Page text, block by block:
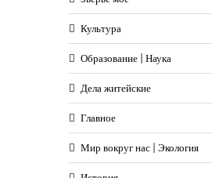
Культура
Образование | Наука
Дела житейские
Главное
Мир вокруг нас | Экология